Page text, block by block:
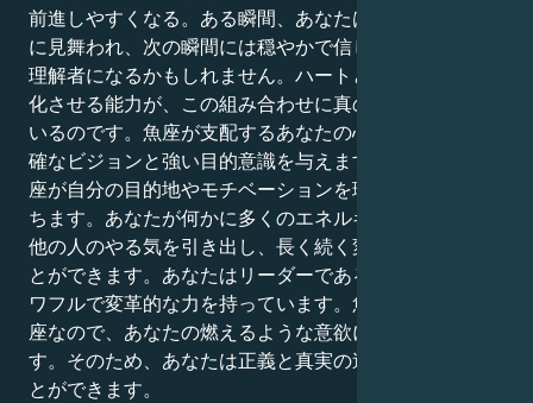
前進しやすくなる。ある瞬間、あなたはエネルギーの嵐
に見舞われ、次の瞬間には穏やかで信じられないほどの
理解者になるかもしれません。ハートとマインドを一体
化させる能力が、この組み合わせに真のパワーを与えて
いるのです。魚座が支配するあなたの心は、牡羊座に明
確なビジョンと強い目的意識を与えます。これは、牡羊
座が自分の目的地やモチベーションを理解するのに役立
ちます。あなたが何かに多くのエネルギーを注ぐとき、
他の人のやる気を引き出し、長く続く変化を生み出すこ
とができます。あなたはリーダーであるだけでなく、パ
ワフルで変革的な力を持っています。魚座は感情的な星
座なので、あなたの燃えるような意欲に道徳心を与えま
す。そのため、あなたは正義と真実の追求に力を注ぐこ
とができます。